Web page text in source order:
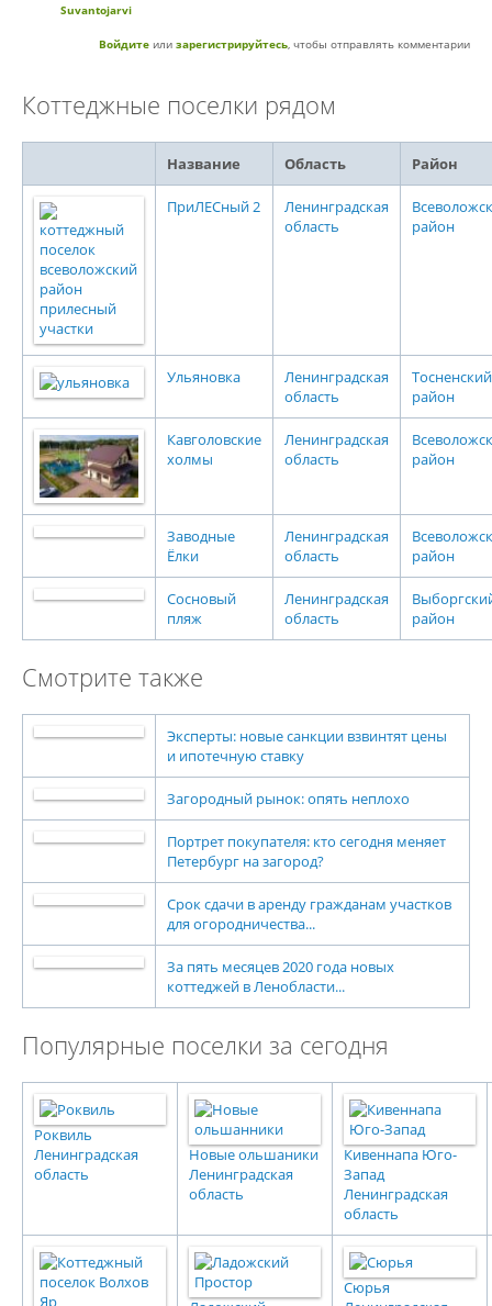
Suvantojarvi
Войдите или зарегистрируйтесь, чтобы отправлять комментарии
Коттеджные поселки рядом
Название Область Район
ПриЛЕСный 2
Ленинградская
область
район
Ульяновка
Ленинградская
область
Тосненский
район
Кавголовские
холмы
Ленинградская
область
район
Заводные
Ёлки
Ленинградская
область
район
Сосновый
пляж
Ленинградская
область
район
Смотрите также
Эксперты: новые санкции взвинтят цены
и ипотечную ставку
Загородный рынок: опять неплохо
Портрет покупателя: кто сегодня меняет
Петербург на загород?
Срок сдачи в аренду гражданам участков
для огородничества...
За пять месяцев 2020 года новых
коттеджей в Ленобласти...
Популярные поселки за сегодня
Роквиль
Ленинградская
область
Новые ольшаники
Ленинградская
область
Кивеннапа Юго-
Запад
Ленинградская
область
Сюрья